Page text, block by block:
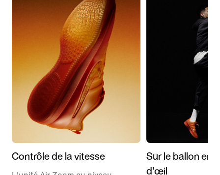
Contrôle de la vitesse
Sur le ballon en
d'œil